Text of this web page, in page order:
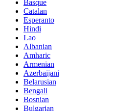
Basque
Catalan
Esperanto
Hindi
Lao
Albanian
Amharic
Armenian
Azerbaijani
Belarusian
Bengali
Bosnian
Bulgarian